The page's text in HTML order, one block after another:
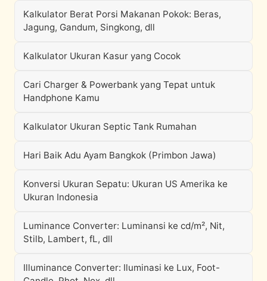
Kalkulator Berat Porsi Makanan Pokok: Beras,
Jagung, Gandum, Singkong, dll
Kalkulator Ukuran Kasur yang Cocok
Cari Charger & Powerbank yang Tepat untuk
Handphone Kamu
Kalkulator Ukuran Septic Tank Rumahan
Hari Baik Adu Ayam Bangkok (Primbon Jawa)
Konversi Ukuran Sepatu: Ukuran US Amerika ke
Ukuran Indonesia
Luminance Converter: Luminansi ke cd/m², Nit,
Stilb, Lambert, fL, dll
Illuminance Converter: Iluminasi ke Lux, Foot-